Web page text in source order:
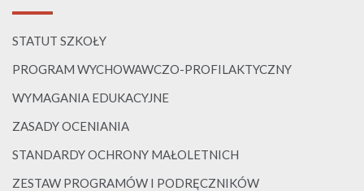
STATUT SZKOŁY
PROGRAM WYCHOWAWCZO-PROFILAKTYCZNY
WYMAGANIA EDUKACYJNE
ZASADY OCENIANIA
STANDARDY OCHRONY MAŁOLETNICH
ZESTAW PROGRAMÓW I PODRĘCZNIKÓW